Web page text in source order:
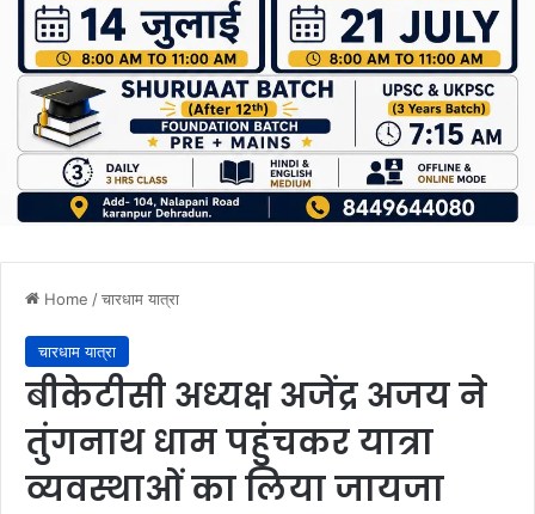
Home /चारधाम यात्रा
चारधाम यात्रा
बीकेटीसी अध्यक्ष अजेंद्र अजय ने
तुंगनाथ धाम पहुंचकर यात्रा
व्यवस्थाओं का लिया जायजा